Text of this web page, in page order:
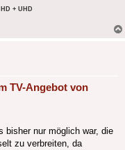
+ UHD
TV-Angebot von
bisher nur möglich war, die
zu verbreiten, da